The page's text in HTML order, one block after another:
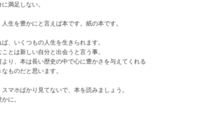
満足しない。
人生を豊かにと言えば本です。紙の本です。
、いくつもの人生を生きられます。
とは新しい自分と出会うと言う事。
より、本は長い歴史の中で心に豊かさを与えてくれる
ものだと思います。
スマホばかり見てないで、本を読みましょう。
に。